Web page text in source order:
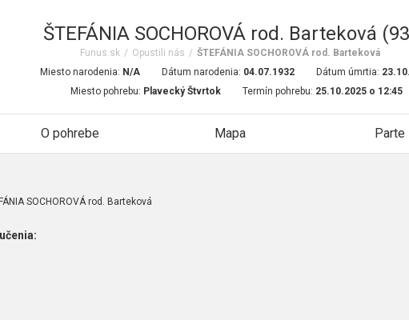
ŠTEFÁNIA SOCHOROVÁ rod. Barteková
Funus.sk / Opustili nás / ŠTEFÁNIA SOCHOROVÁ rod. Barteková
Miesto narodenia: N/A Dátum narodenia: 04.07.1932 Dátum úmrtia:
Miesto pohrebu: Plavecký Štvrtok Termín pohrebu: 25.10.2025 o 12:45
O pohrebe Mapa Parte
SOCHOROVÁ rod. Barteková